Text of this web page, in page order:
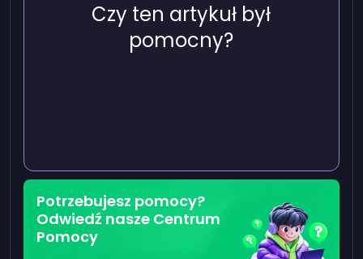
Czy ten artykuł był
pomocny?
Potrzebujesz pomocy?
Odwiedź nasze Centrum
Pomocy